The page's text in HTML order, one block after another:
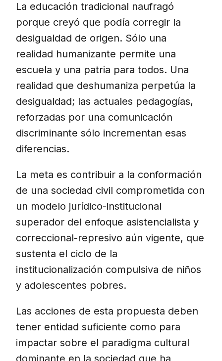
La educación tradicional naufragó
porque creyó que podía corregir la
desigualdad de origen. Sólo una
realidad humanizante permite una
escuela y una patria para todos. Una
realidad que deshumaniza perpetúa la
desigualdad; las actuales pedagogías,
reforzadas por una comunicación
discriminante sólo incrementan esas
diferencias.
La meta es contribuir a la conformación
de una sociedad civil comprometida con
un modelo jurídico-institucional
superador del enfoque asistencialista y
correccional-represivo aún vigente, que
sustenta el ciclo de la
institucionalización compulsiva de niños
y adolescentes pobres.
Las acciones de esta propuesta deben
tener entidad suficiente como para
impactar sobre el paradigma cultural
dominante en la sociedad que ha